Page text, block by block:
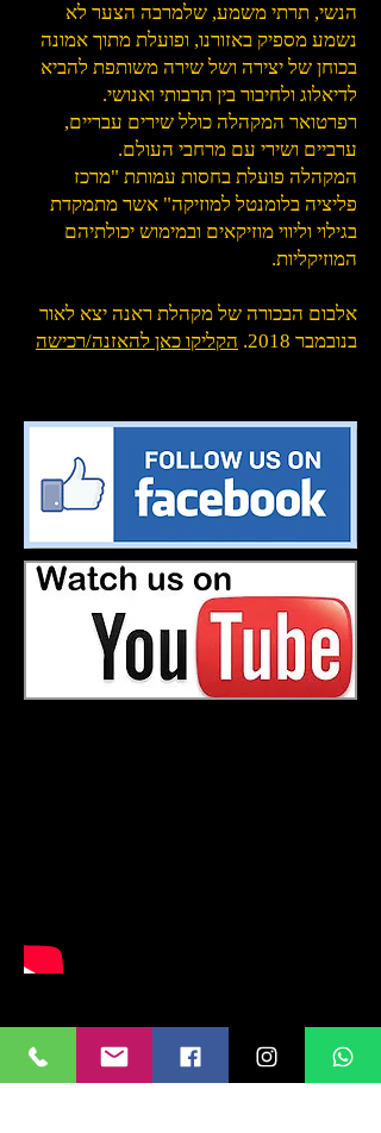
הנשי, תרתי משמע, שלמרבה הצער לא
נשמע מספיק באזורנו, ופועלת מתוך אמונה
בכוחן של יצירה ושל שירה משותפת להביא
לדיאלוג ולחיבור בין תרבותי ואנושי.
רפרטואר המקהלה כולל שירים עבריים,
ערביים ושירי עם מרחבי העולם.
המקהלה פועלת בחסות עמותת "מרכז
פליציה בלומנטל למוזיקה" אשר מתמקדת
בגילוי וליווי מוזיקאים ובמימוש יכולתיהם
המוזיקליות.
אלבום הבכורה של מקהלת ראנה יצא לאור
בנובמבר 2018.
הקליקו כאן להאזנה/רכישה